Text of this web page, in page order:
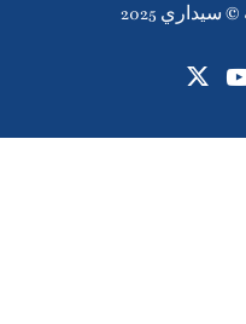
2025